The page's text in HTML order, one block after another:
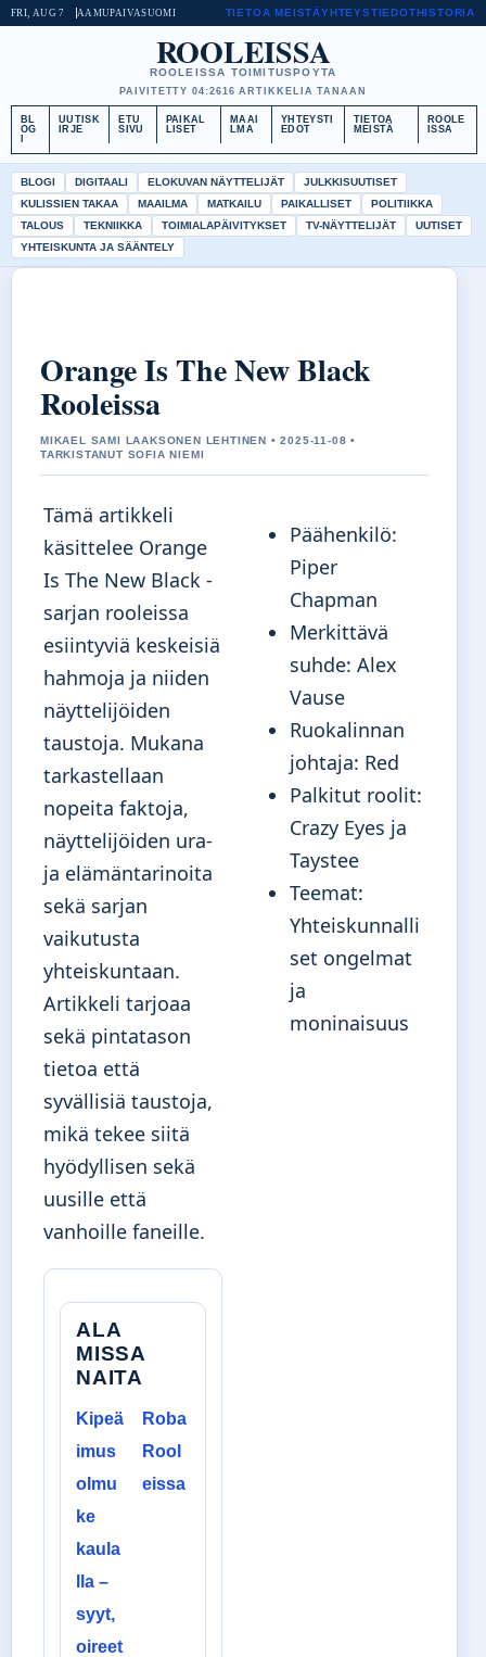
FRI, AUG 7 AAMUPAIVASUOMI TIETOA MEISTÄYHTEYSTIEDOTHISTORIA
ROOLEISSA
ROOLEISSA TOIMITUSPOYTA
PAIVITETTY 04:2616 ARTIKKELIA TANAAN
BL
OG
UUTISK
IRJE
ETU
SIVU
PAIKAL
LISET
MAAI
LMA
YHTEYSTI
EDOT
TIETOA
MEISTÄ
ROOLE
ISSA
BLOGI DIGITAALI ELOKUVAN NÄYTTELIJÄT
JULKKISUUTISET
KULISSIEN TAKAA
MAAILMA MATKAILU PAIKALLISET
POLITIIKKA
TALOUS
TEKNIIKKA TOIMIALAPÄIVITYKSET TV-NÄYTTELIJÄT
UUTISET
YHTEISKUNTA JA SÄÄNTELY
Orange Is The New Black
Rooleissa
MIKAEL SAMI LAAKSONEN LEHTINEN • 2025-11-08 •
TARKISTANUT SOFIA NIEMI
Tämä artikkeli
käsittelee Orange
Is The New Black -
sarjan rooleissa
esiintyviä keskeisiä
hahmoja ja niiden
näyttelijöiden
taustoja. Mukana
tarkastellaan
nopeita faktoja,
näyttelijöiden ura-
ja elämäntarinoita
sekä sarjan
vaikutusta
yhteiskuntaan.
Artikkeli tarjoaa
sekä pintatason
tietoa että
syvällisiä taustoja,
mikä tekee siitä
hyödyllisen sekä
uusille että
vanhoille faneille.
ALA
MISSA
NAITA
Kipeä
imus
olmu
ke
kaula
lla –
syyt,
oireet
Roba
Rool
eissa
Päähenkilö:
Piper
Chapman
Merkittävä
suhde: Alex
Vause
Ruokalinnan
johtaja: Red
Palkitut roolit:
Crazy Eyes ja
Taystee
Teemat:
Yhteiskunnalli
set ongelmat
ja
moninaisuus